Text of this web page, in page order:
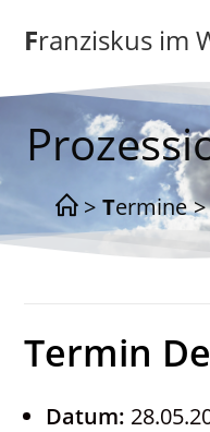
Inhalt
springenFranziskus im
> Termine >
Termin
Datum: